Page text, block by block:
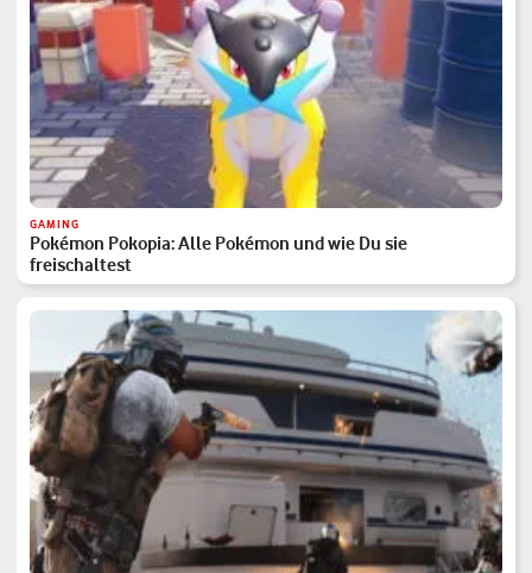
GAMING
Pokémon Pokopia: Alle Pokémon und wie Du sie
freischaltest